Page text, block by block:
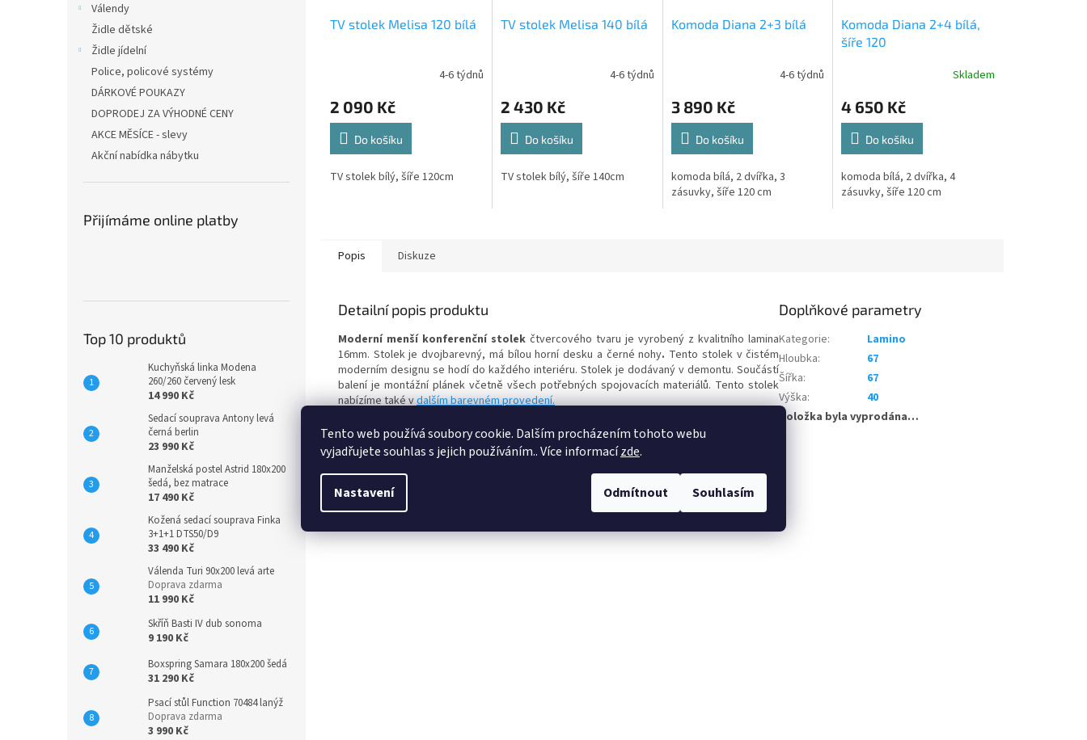
Tento web používá soubory cookie. Dalším procházením tohoto webu
vyjadřujete souhlas s jejich používáním.. Více informacízde.
Nastavení Odmítnout Souhlasím
Válendy
Židle dětské
Židle jídelní
Police, policové systémy
DÁRKOVÉ POUKAZY
DOPRODEJ ZA VÝHODNÉ CENY
AKCE MĚSÍCE - slevy
Akční nabídka nábytku
Přijímáme online platby
Top 10 produktů
Kuchyňská linka Modena
260/260 červený lesk
14 990 Kč
Sedací souprava Antony levá
černá berlin
23 990 Kč
Manželská postel Astrid 180x200
šedá, bez matrace
17 490 Kč
Kožená sedací souprava Finka
3+1+1 DTS50/D9
33 490 Kč
Válenda Turi 90x200 levá arte
Doprava zdarma
11 990 Kč
Skříň Basti IV dub sonoma
9 190 Kč
Boxspring Samara 180x200 šedá
31 290 Kč
Psací stůl Function 70484 lanýž
Doprava zdarma
3 990 Kč
TV stolek Melisa 120 bílá
4-6 týdnů
2 090 Kč
Do košíku
TV stolek bílý, šíře 120cm
TV stolek Melisa 140 bílá
4-6 týdnů
2 430 Kč
Do košíku
TV stolek bílý, šíře 140cm
Komoda Diana 2+3 bílá
4-6 týdnů
3 890 Kč
Do košíku
komoda bílá, 2 dvířka, 3
zásuvky, šíře 120 cm
Komoda Diana 2+4 bílá,
šíře 120
Skladem
4 650 Kč
Do košíku
komoda bílá, 2 dvířka, 4
zásuvky, šíře 120 cm
Popis Diskuze
Detailní popis produktu
Moderní menší konferenční stolek čtvercového tvaruje vyrobený z kvalitního lamina
16mm. Stolek je dvojbarevný, má bílou horní desku a černé nohy. Tento stolek v čistém
moderním designu se hodí do každého interiéru.Stolek je dodávaný v demontu. Součástí
balení je montážní plánek včetně všech potřebných spojovacích materiálů. Tento stolek
nabízíme také vdalším barevném provedení.
Rozměry:
Šířka: 67 cm
Výška: 40 cm
Délka: 67 cm
Doplňkové parametry
Kategorie:
Lamino
Hloubka:
67
Šířka:
67
Výška:
40
Položka byla vyprodána…